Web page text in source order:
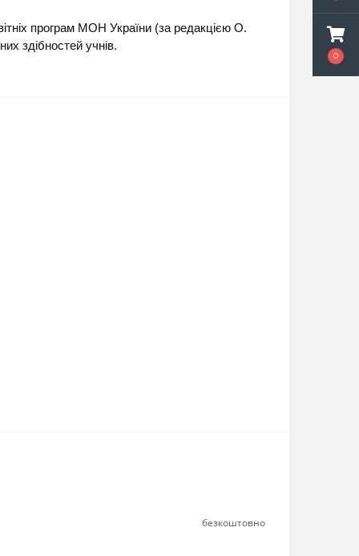
0
програм МОН України (за редакцією О.
здібностей учнів.
безкоштовно